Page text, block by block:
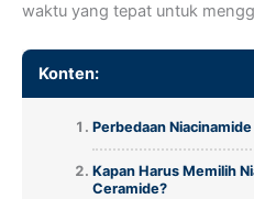
waktu yang tepat untuk
Konten:
Perbedaan
Kapan Harus Memilih
Ceramide?